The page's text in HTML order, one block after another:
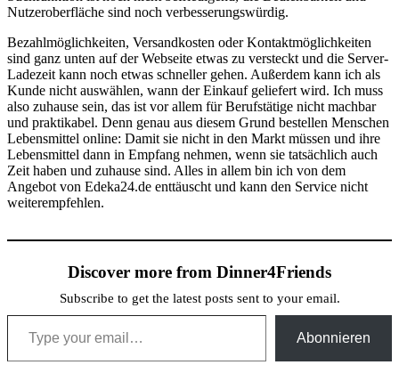
Nutzeroberfläche sind noch verbesserungswürdig.
Bezahlmöglichkeiten, Versandkosten oder Kontaktmöglichkeiten
sind ganz unten auf der Webseite etwas zu versteckt und die Server-
Ladezeit kann noch etwas schneller gehen. Außerdem kann ich als
Kunde nicht auswählen, wann der Einkauf geliefert wird. Ich muss
also zuhause sein, das ist vor allem für Berufstätige nicht machbar
und praktikabel. Denn genau aus diesem Grund bestellen Menschen
Lebensmittel online: Damit sie nicht in den Markt müssen und ihre
Lebensmittel dann in Empfang nehmen, wenn sie tatsächlich auch
Zeit haben und zuhause sind. Alles in allem bin ich von dem
Angebot von Edeka24.de enttäuscht und kann den Service nicht
weiterempfehlen.
Discover more from Dinner4Friends
Subscribe to get the latest posts sent to your email.
Type your email…
Abonnieren